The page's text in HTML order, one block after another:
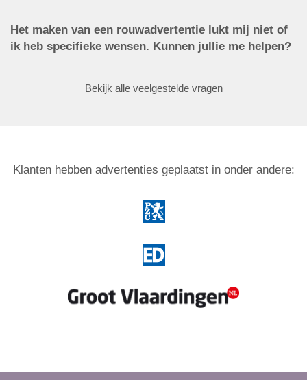
Het maken van een rouwadvertentie lukt mij niet of
ik heb specifieke wensen. Kunnen jullie me helpen?
Bekijk alle veelgestelde vragen
Klanten hebben advertenties geplaatst in onder andere: